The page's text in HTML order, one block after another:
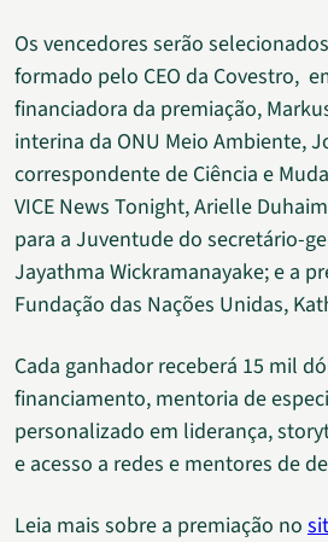
Os vencedores serão
formado pelo CEO da Covestro,
financiadora da premiação,
interina da ONU Meio Ambiente,
correspondente de Ciência e
VICE News Tonight, Arielle
para a Juventude do secretário-
Jayathma Wickramanayake; e a
Fundação das Nações Unidas,
Cada ganhador receberá 15 mil
financiamento, mentoria de
personalizado em liderança,
e acesso a redes e mentores de
Leia mais sobre a premiação no